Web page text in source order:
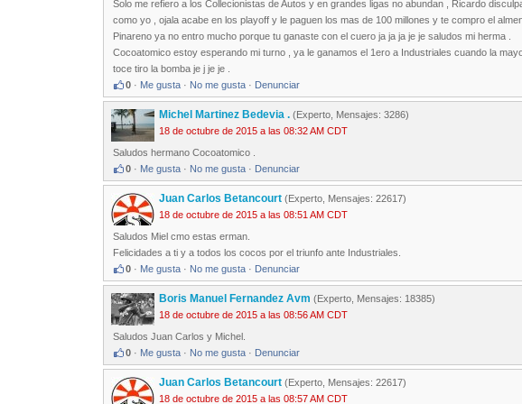
Solo me refiero a los Collecionistas de Autos y en grandes ligas no abundan , Ricardo
como yo , ojala acabe en los playoff y le paguen los mas de 100 millones y te compro el
Pinareno ya no entro mucho porque tu ganaste con el cuero ja ja ja je je saludos mi herma .
Cocoatomico estoy esperando mi turno , ya le ganamos el 1ero a Industriales cuando la
toce tiro la bomba je j je je .
0 · Me gusta · No me gusta · Denunciar
Michel Martinez Bedevia . (Experto, Mensajes: 3286)
18 de octubre de 2015 a las 08:32 AM CDT
Saludos hermano Cocoatomico .
0 · Me gusta · No me gusta · Denunciar
Juan Carlos Betancourt (Experto, Mensajes: 22617)
18 de octubre de 2015 a las 08:51 AM CDT
Saludos Miel cmo estas erman.
Felicidades a ti y a todos los cocos por el triunfo ante Industriales.
0 · Me gusta · No me gusta · Denunciar
Boris Manuel Fernandez Avm (Experto, Mensajes: 18385)
18 de octubre de 2015 a las 08:56 AM CDT
Saludos Juan Carlos y Michel.
0 · Me gusta · No me gusta · Denunciar
Juan Carlos Betancourt (Experto, Mensajes: 22617)
18 de octubre de 2015 a las 08:57 AM CDT